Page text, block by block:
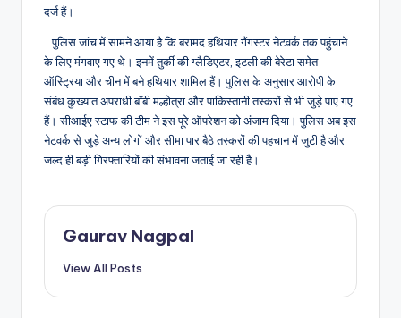
दर्ज हैं।
पुलिस जांच में सामने आया है कि बरामद हथियार गैंगस्टर नेटवर्क तक पहुंचाने
के लिए मंगवाए गए थे। इनमें तुर्की की ग्लैडिएटर, इटली की बेरेटा समेत
ऑस्ट्रिया और चीन में बने हथियार शामिल हैं। पुलिस के अनुसार आरोपी के
संबंध कुख्यात अपराधी बॉबी मल्होत्रा और पाकिस्तानी तस्करों से भी जुड़े पाए गए
हैं। सीआईए स्टाफ की टीम ने इस पूरे ऑपरेशन को अंजाम दिया। पुलिस अब इस
नेटवर्क से जुड़े अन्य लोगों और सीमा पार बैठे तस्करों की पहचान में जुटी है और
जल्द ही बड़ी गिरफ्तारियों की संभावना जताई जा रही है।
Gaurav Nagpal
View All Posts